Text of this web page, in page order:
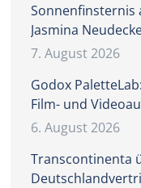
Sonnenfinsternis
Jasmina
7. August 2026
Godox
Film- und
6. August 2026
Transcontinenta